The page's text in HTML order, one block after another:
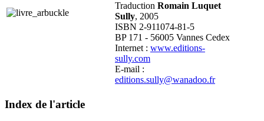
Traduction Romain Luquet
Sully, 2005
ISBN 2-911074-81-5
BP 171 - 56005 Vannes Cedex
Internet : www.editions-
sully.com
E-mail :
editions.sully@wanadoo.fr
Index de l'article